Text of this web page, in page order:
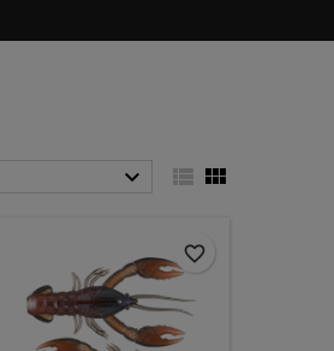
  
favorite_border